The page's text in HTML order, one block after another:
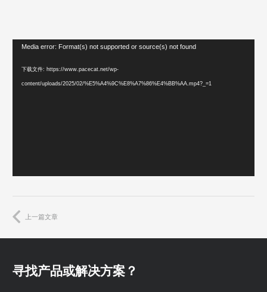
Media error: Format(s) not supported or source(s) not found
下载文件: https://www.pacecat.net/wp-
content/uploads/2025/02/%E5%A4%9C%E8%A7%86%E4%BB%AA.mp4?_=1
上一篇文章
寻找产品或解决方案？